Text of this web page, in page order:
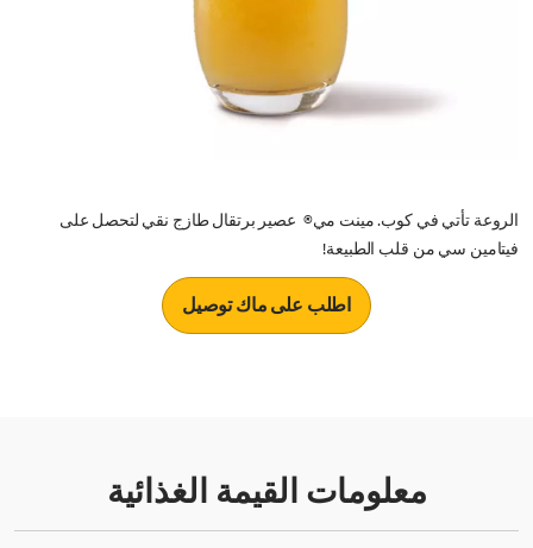
الروعة تأتي في كوب. مينت مي® عصير برتقال طازج نقي لتحصل على
فيتامين سي من قلب الطبيعة!
اطلب على ماك توصيل
معلومات القيمة الغذائية